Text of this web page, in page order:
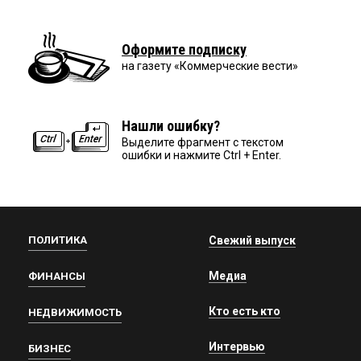
Оформите подписку
на газету «Коммерческие вести»
Нашли ошибку?
Выделите фрагмент с текстом
ошибки и нажмите Ctrl + Enter.
ПОЛИТИКА
ФИНАНСЫ
НЕДВИЖИМОСТЬ
БИЗНЕС
Свежий выпуск
Медиа
Кто есть кто
Интервью